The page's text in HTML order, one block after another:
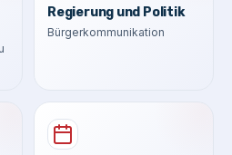
Regierung und Politik
Bürgerkommunikation